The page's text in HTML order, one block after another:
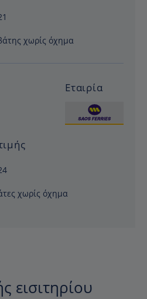
χωρίς όχημα
Εταιρία
χωρίς όχημα
εισιτηρίου